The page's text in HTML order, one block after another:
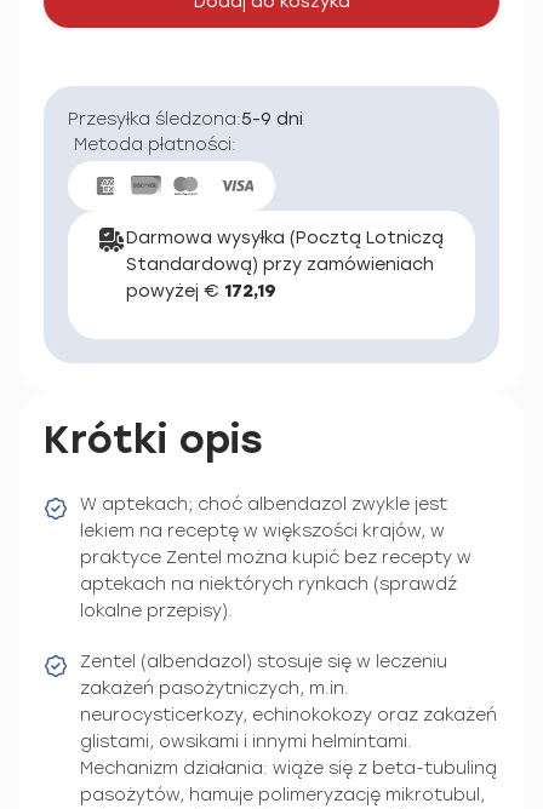
Przesyłka śledzona:5-9 dni
Metoda płatności:
Darmowa wysyłka (Pocztą Lotniczą
Standardową) przy zamówieniach
powyżej € 172,19
Krótki opis
W aptekach; choć albendazol zwykle jest
lekiem na receptę w większości krajów, w
praktyce Zentel można kupić bez recepty w
aptekach na niektórych rynkach (sprawdź
lokalne przepisy).
Zentel (albendazol) stosuje się w leczeniu
zakażeń pasożytniczych, m.in.
neurocysticerkozy, echinokokozy oraz zakażeń
glistami, owsikami i innymi helmintami.
Mechanizm działania: wiąże się z beta-tubuliną
pasożytów, hamuje polimeryzację mikrotubul,